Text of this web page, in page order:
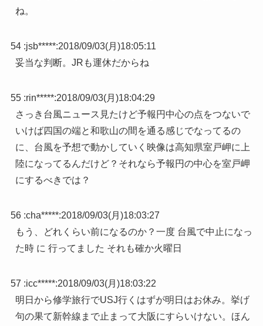
ね。
54 :jsb*****:2018/09/03(月)18:05:11
妥当な判断。JRも運休だからね
55 :rin*****:2018/09/03(月)18:04:29
さっき台風ニュース見たけど予報円中心の点をつないで
いけば四国の端と和歌山の間を通る感じでなってるの
に、台風を予想で動かしていく映像は高知県室戸岬に上
陸になってるんだけど？それなら予報円の中心を室戸岬
にするべきでは？
56 :cha*****:2018/09/03(月)18:03:27
もう、どれくらい前になるのか？一度 台風で中止になっ
た時 に 行ってました それも確か火曜日
57 :icc*****:2018/09/03(月)18:03:22
明日から修学旅行でUSJ行くはずが明日はお休み。挙げ
句の果て新幹線まで止まって大阪にすらいけない。ほん